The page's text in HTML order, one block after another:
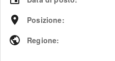
Posizione:
Regione: